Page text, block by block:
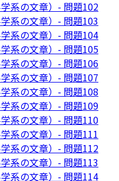
系の文章）- 問題102
系の文章）- 問題103
系の文章）- 問題104
系の文章）- 問題105
系の文章）- 問題106
系の文章）- 問題107
系の文章）- 問題108
系の文章）- 問題109
系の文章）- 問題110
系の文章）- 問題111
系の文章）- 問題112
系の文章）- 問題113
系の文章）- 問題114